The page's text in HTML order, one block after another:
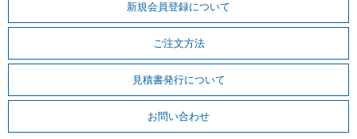
新規会員登録について
ご注文方法
見積書発行について
お問い合わせ